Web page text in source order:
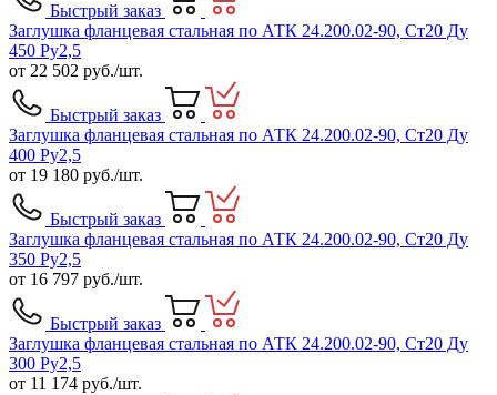
Быстрый заказ
Заглушка фланцевая стальная по АТК 24.200.02-90, Ст20 Ду
450 Ру2,5
от 22 502 руб./шт.
Быстрый заказ
Заглушка фланцевая стальная по АТК 24.200.02-90, Ст20 Ду
400 Ру2,5
от 19 180 руб./шт.
Быстрый заказ
Заглушка фланцевая стальная по АТК 24.200.02-90, Ст20 Ду
350 Ру2,5
от 16 797 руб./шт.
Быстрый заказ
Заглушка фланцевая стальная по АТК 24.200.02-90, Ст20 Ду
300 Ру2,5
от 11 174 руб./шт.